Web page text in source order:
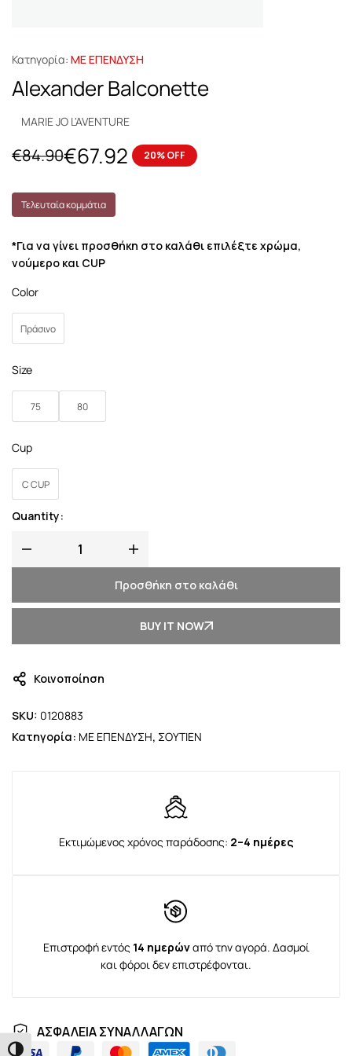
Κατηγορία: ΜΕ ΕΠΕΝΔΥΣΗ
Alexander Balconette
MARIE JO L'AVENTURE
€84.90€67.92 20% OFF
Τελευταία κομμάτια
*Για να γίνει προσθήκη στο καλάθι επιλέξτε χρώμα,
νούμερο και CUP
Color
Πράσινο
Size
75 80
Cup
C CUP
Quantity:
Προσθήκη στο καλάθι
BUY IT NOW
Κοινοποίηση
SKU: 0120883
Κατηγορία: ΜΕ ΕΠΕΝΔΥΣΗ, ΣΟΥΤΙΕΝ
Εκτιμώμενος χρόνος παράδοσης: 2–4 ημέρες
Επιστροφή εντός 14 ημερώναπό την αγορά. Δασμοί
και φόροι δεν επιστρέφονται.
ΑΣΦΑΛΕΙΑ ΣΥΝΑΛΛΑΓΩΝ